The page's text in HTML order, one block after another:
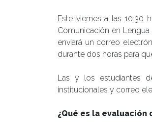
Este viernes a las 10:30
Comunicación en Lengua
enviará un correo
durante dos horas para
Las y los estudiantes
institucionales y correo
¿Qué es la evaluación